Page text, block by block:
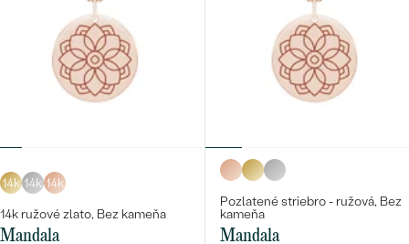
14k 14k 14k
14k ružové zlato, Bez kameňa
Mandala
Pozlatené striebro - ružová, Bez
kameňa
Mandala